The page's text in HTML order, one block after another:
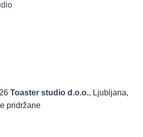
Toaster studio d.o.o., Ljubljana,
pridržane